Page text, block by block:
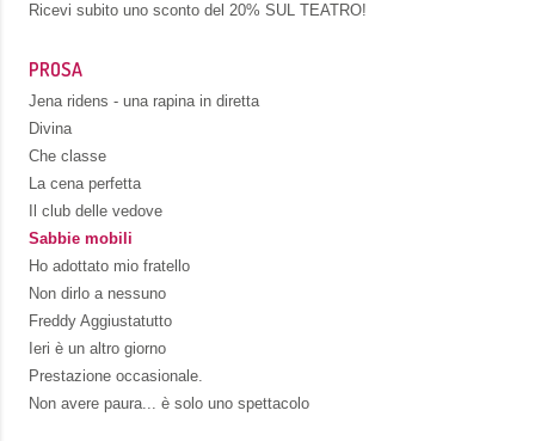
Ricevi subito uno sconto del 20% SUL TEATRO!
PROSA
Jena ridens - una rapina in diretta
Divina
Che classe
La cena perfetta
Il club delle vedove
Sabbie mobili
Ho adottato mio fratello
Non dirlo a nessuno
Freddy Aggiustatutto
Ieri è un altro giorno
Prestazione occasionale.
Non avere paura... è solo uno spettacolo